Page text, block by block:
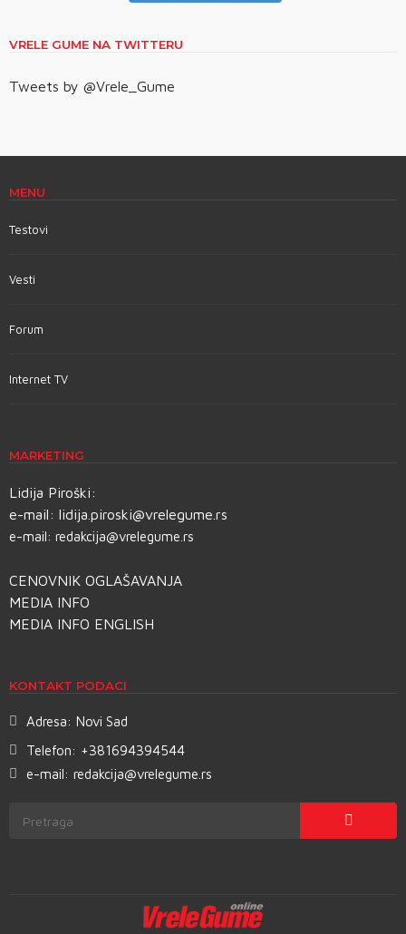
VRELE GUME NA TWITTERU
Tweets by @Vrele_Gume
MENU
Testovi
Vesti
Forum
Internet TV
MARKETING
Lidija Piroški:
e-mail: lidija.piroski@vrelegume.rs
e-mail: redakcija@vrelegume.rs
CENOVNIK OGLAŠAVANJA
MEDIA INFO
MEDIA INFO ENGLISH
KONTAKT PODACI
Adresa: Novi Sad
Telefon: +381694394544
e-mail: redakcija@vrelegume.rs